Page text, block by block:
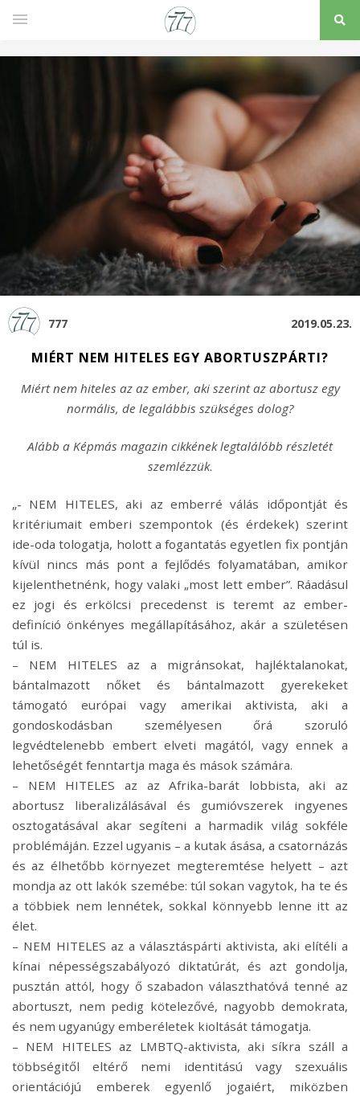
777 2019.05.23.
MIÉRT NEM HITELES EGY ABORTUSZPÁRTI?
Miért nem hiteles az az ember, aki szerint az abortusz egy
normális, de legalábbis szükséges dolog?
Alább a Képmás magazin cikkének legtalálóbb részletét
szemlézzük.
„- NEM HITELES, aki az emberré válás időpontját és
kritériumait emberi szempontok (és érdekek) szerint
ide-oda tologatja, holott a fogantatás egyetlen fix pontján
kívül nincs más pont a fejlődés folyamatában, amikor
kijelenthetnénk, hogy valaki „most lett ember”. Ráadásul
ez jogi és erkölcsi precedenst is teremt az ember-
definíció önkényes megállapításához, akár a születésen
túl is.
– NEM HITELES az a migránsokat, hajléktalanokat,
bántalmazott nőket és bántalmazott gyerekeket
támogató európai vagy amerikai aktivista, aki a
gondoskodásban személyesen őrá szoruló
legvédtelenebb embert elveti magától, vagy ennek a
lehetőségét fenntartja maga és mások számára.
– NEM HITELES az az Afrika-barát lobbista, aki az
abortusz liberalizálásával és gumióvszerek ingyenes
osztogatásával akar segíteni a harmadik világ sokféle
problémáján. Ezzel ugyanis – a kutak ásása, a csatornázás
és az élhetőbb környezet megteremtése helyett – azt
mondja az ott lakók szemébe: túl sokan vagytok, ha te és
a többiek nem lennétek, sokkal könnyebb lenne itt az
élet.
– NEM HITELES az a választáspárti aktivista, aki elítéli a
kínai népességszabályozó diktatúrát, és azt gondolja,
pusztán attól, hogy ő szabadon választhatóvá tenné az
abortuszt, nem pedig kötelezővé, nagyobb demokrata,
és nem ugyanúgy emberéletek kioltását támogatja.
– NEM HITELES az LMBTQ-aktivista, aki síkra száll a
többségitől eltérő nemi identitású vagy szexuális
orientációjú emberek egyenlő jogaiért, miközben